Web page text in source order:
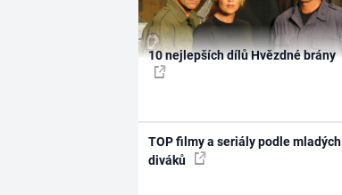
10 nejlepších dílů Hvězdné brány
TOP filmy a seriály podle mladých
diváků